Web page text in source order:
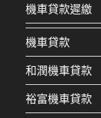
機車貸款遲繳
機車貸款
和潤機車貸款
裕富機車貸款